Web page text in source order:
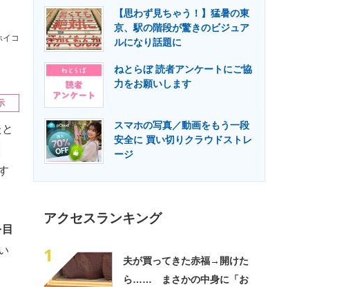
ルギーの専門メディア 建設×テクノロジーの最前線
イコ
【思わず見ちゃう！】猛暑の東
京、駅の階段が驚きのビジュア
ルになり話題に
ねとらぼ 読者アンケートにご協
力をお願いします
スマホの写真／動画をもう一段
安全に 買い切りクラウドストレ
ージ
アクセスランキング
1
夫が買ってきた赤福→開けた
ら…… まさかの中身に「お